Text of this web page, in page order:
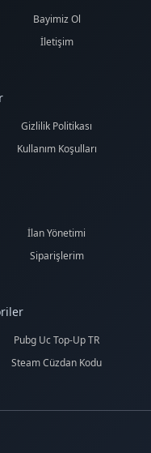
Bayimiz Ol
İletişim
Gizlilik Politikası
Kullanım Koşulları
İlan Yönetimi
Siparişlerim
Pubg Uc Top-Up TR
Steam Cüzdan Kodu